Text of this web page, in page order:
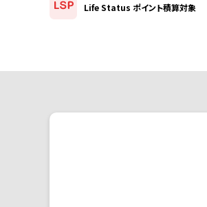
Life Status ポイント積算対象